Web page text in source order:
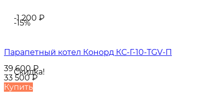
-1 200 ₽
-15%
Скидка!
Парапетный котел Конорд КС-Г-10-TGV-П
39 600₽
33 500₽
Купить